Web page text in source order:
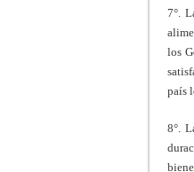
7°.
los
país
8°.